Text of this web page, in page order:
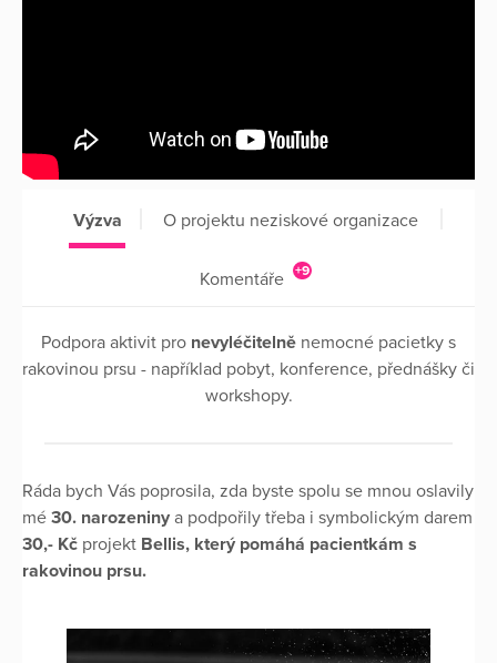
Výzva O projektu neziskové organizace
Komentáře +9
Podpora aktivit pro nevyléčitelně nemocné pacietky s
rakovinou prsu - například pobyt, konference, přednášky či
workshopy.
Ráda bych Vás poprosila, zda byste spolu se mnou oslavily
mé 30. narozeniny a podpořily třeba i symbolickým darem
30,- Kč projekt Bellis, který pomáhá pacientkám s
rakovinou prsu.